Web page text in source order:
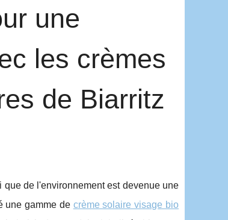
une
les crèmes
de Biarritz
de l'environnement est devenue une
une gamme de crème solaire visage bio